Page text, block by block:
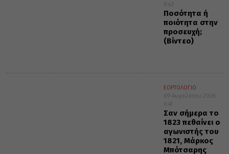
0:42
Ποσότητα ή
ποιότητα στην
προσευχή;
(Βίντεο)
ΕΟΡΤΟΛΟΓΙΟ
09 Αυγούστου 2026
0:41
Σαν σήμερα το
1823 πεθαίνει ο
αγωνιστής του
1821, Μάρκος
Μπότσαρης